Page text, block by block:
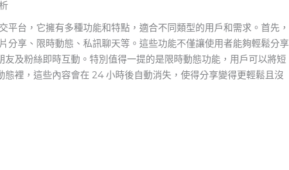
台，它擁有多種功能和特點，適合不同類型的用戶和需求。首先，
分享、限時動態、私訊聊天等。這些功能不僅讓使用者能夠輕鬆分享
友及粉絲即時互動。特別值得一提的是限時動態功能，用戶可以將短
態裡，這些內容會在 24 小時後自動消失，使得分享變得更輕鬆且沒